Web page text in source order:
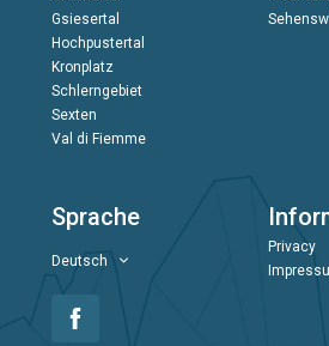
Gsiesertal
Hochpustertal
Kronplatz
Schlerngebiet
Sexten
Val di Fiemme
Sprache
Deutsch
Privacy